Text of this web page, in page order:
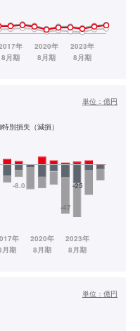
単位： 億円
特別損失（減損）
単位： 億円